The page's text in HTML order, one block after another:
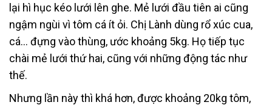
lại hì hục kéo lưới lên ghe. Mẻ lưới đầu tiên ai cũng
ngậm ngùi vì tôm cá ít ỏi. Chị Lành dùng rổ xúc cua,
cá… đựng vào thùng, ước khoảng 5kg. Họ tiếp tục
chài mẻ lưới thứ hai, cũng với những động tác như
thế.
Nhưng lần này thì khá hơn, được khoảng 20kg tôm,